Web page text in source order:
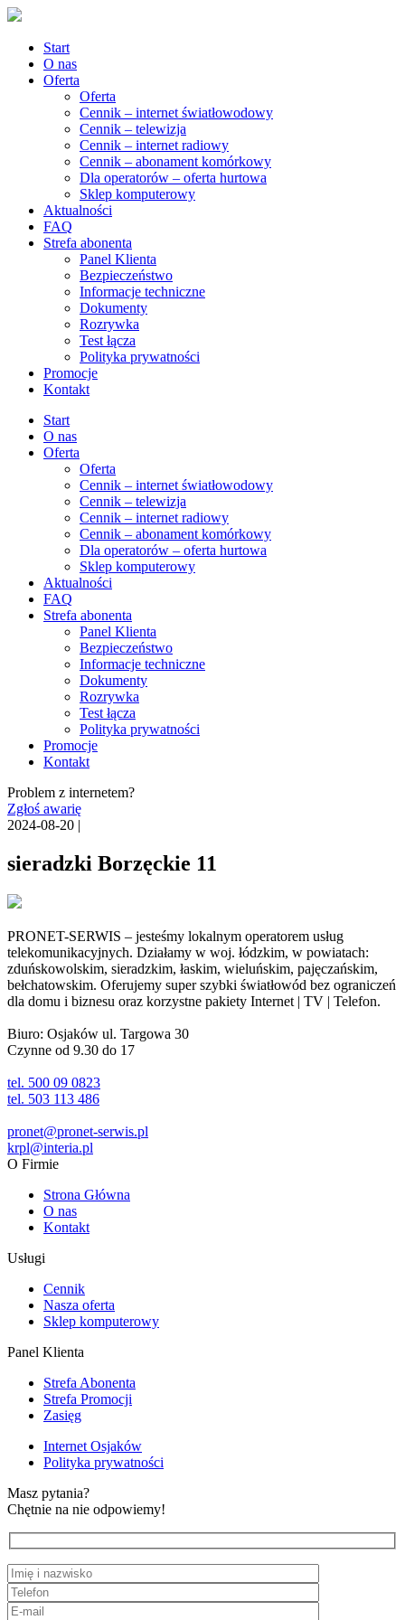
Start
O nas
Oferta
Oferta
Cennik – internet światłowodowy
Cennik – telewizja
Cennik – internet radiowy
Cennik – abonament komórkowy
Dla operatorów – oferta hurtowa
Sklep komputerowy
Aktualności
FAQ
Strefa abonenta
Panel Klienta
Bezpieczeństwo
Informacje techniczne
Dokumenty
Rozrywka
Test łącza
Polityka prywatności
Promocje
Kontakt
Start
O nas
Oferta
Oferta
Cennik – internet światłowodowy
Cennik – telewizja
Cennik – internet radiowy
Cennik – abonament komórkowy
Dla operatorów – oferta hurtowa
Sklep komputerowy
Aktualności
FAQ
Strefa abonenta
Panel Klienta
Bezpieczeństwo
Informacje techniczne
Dokumenty
Rozrywka
Test łącza
Polityka prywatności
Promocje
Kontakt
Problem z internetem?
Zgłoś awarię
2024-08-20 |
sieradzki Borzęckie 11
PRONET-SERWIS – jesteśmy lokalnym operatorem usług
telekomunikacyjnych. Działamy w woj. łódzkim, w powiatach:
zduńskowolskim, sieradzkim, łaskim, wieluńskim, pajęczańskim,
bełchatowskim. Oferujemy super szybki światłowód bez ograniczeń
dla domu i biznesu oraz korzystne pakiety Internet | TV | Telefon.
Biuro: Osjaków ul. Targowa 30
Czynne od 9.30 do 17
tel. 500 09 0823
tel. 503 113 486
pronet@pronet-serwis.pl
krpl@interia.pl
O Firmie
Strona Główna
O nas
Kontakt
Usługi
Cennik
Nasza oferta
Sklep komputerowy
Panel Klienta
Strefa Abonenta
Strefa Promocji
Zasięg
Internet Osjaków
Polityka prywatności
Masz pytania?
Chętnie na nie odpowiemy!